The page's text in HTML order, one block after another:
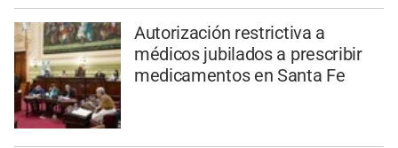
Autorización restrictiva a
médicos jubilados a prescribir
medicamentos en Santa Fe